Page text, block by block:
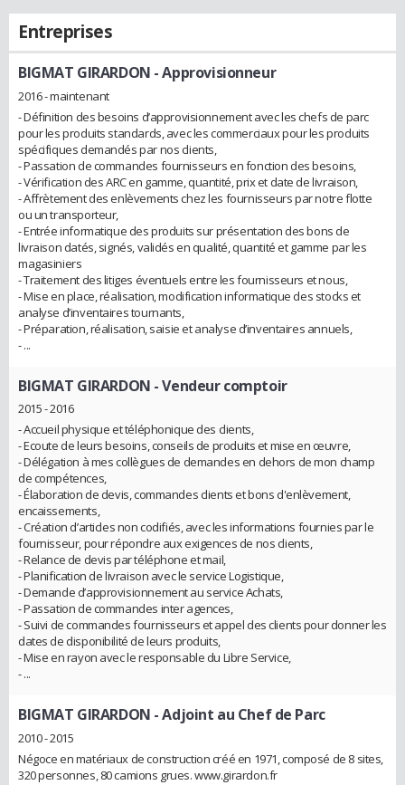
Entreprises
BIGMAT GIRARDON - Approvisionneur
2016 - maintenant
- Définition des besoins d’approvisionnement avec les chefs de parc
pour les produits standards, avec les commerciaux pour les produits
spécifiques demandés par nos clients,
- Passation de commandes fournisseurs en fonction des besoins,
- Vérification des ARC en gamme, quantité, prix et date de livraison,
- Affrètement des enlèvements chez les fournisseurs par notre flotte
ou un transporteur,
- Entrée informatique des produits sur présentation des bons de
livraison datés, signés, validés en qualité, quantité et gamme par les
magasiniers
- Traitement des litiges éventuels entre les fournisseurs et nous,
- Mise en place, réalisation, modification informatique des stocks et
analyse d’inventaires tournants,
- Préparation, réalisation, saisie et analyse d’inventaires annuels,
- ...
BIGMAT GIRARDON - Vendeur comptoir
2015 - 2016
- Accueil physique et téléphonique des clients,
- Ecoute de leurs besoins, conseils de produits et mise en œuvre,
- Délégation à mes collègues de demandes en dehors de mon champ
de compétences,
- Élaboration de devis, commandes clients et bons d'enlèvement,
encaissements,
- Création d’articles non codifiés, avec les informations fournies par le
fournisseur, pour répondre aux exigences de nos clients,
- Relance de devis par téléphone et mail,
- Planification de livraison avec le service Logistique,
- Demande d’approvisionnement au service Achats,
- Passation de commandes inter agences,
- Suivi de commandes fournisseurs et appel des clients pour donner les
dates de disponibilité de leurs produits,
- Mise en rayon avec le responsable du Libre Service,
- ...
BIGMAT GIRARDON - Adjoint au Chef de Parc
2010 - 2015
Négoce en matériaux de construction créé en 1971, composé de 8 sites,
320 personnes, 80 camions grues. www.girardon.fr